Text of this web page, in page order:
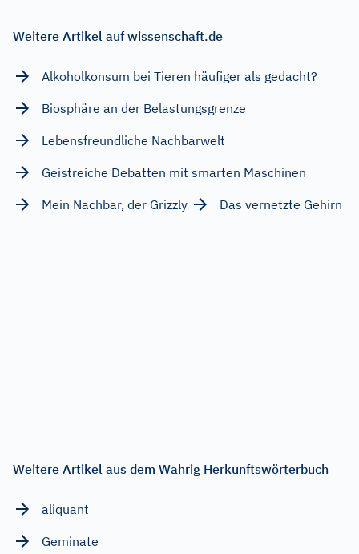
Weitere Artikel auf wissenschaft.de
Alkoholkonsum bei Tieren häufiger als gedacht?
Biosphäre an der Belastungsgrenze
Lebensfreundliche Nachbarwelt
Geistreiche Debatten mit smarten Maschinen
Mein Nachbar, der Grizzly
Das vernetzte Gehirn
Weitere Artikel aus dem Wahrig Herkunftswörterbuch
aliquant
Geminate